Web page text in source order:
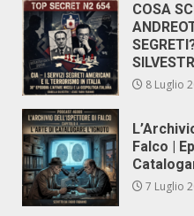
COSA
8 Luglio
Falco |
7 Luglio